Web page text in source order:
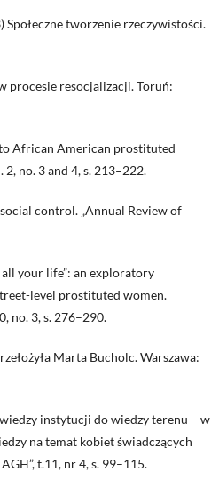
Społeczne tworzenie rzeczywistości.
procesie resocjalizacji. Toruń:
African American prostituted
no. 3 and 4, s. 213–222.
control. „Annual Review of
all your life”: an exploratory
level prostituted women.
no. 3, s. 276–290.
Marta Bucholc. Warszawa:
instytucji do wiedzy terenu – w
na temat kobiet świadczących
t.11, nr 4, s. 99–115.